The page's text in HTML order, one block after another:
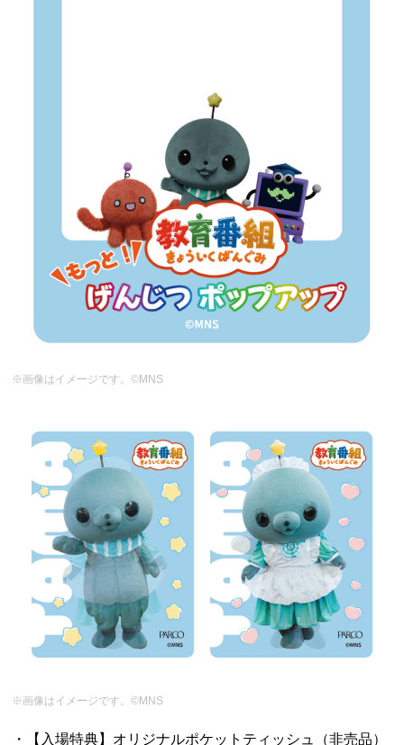
※画像はイメージです。©MNS
※画像はイメージです。©MNS
・【入場特典】オリジナルポケットティッシュ（非売品）